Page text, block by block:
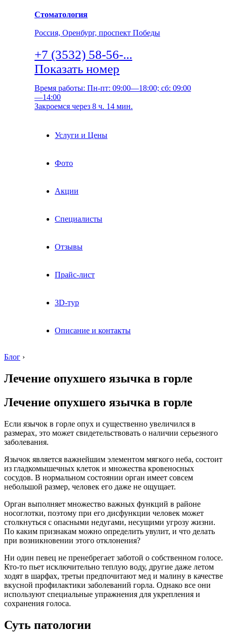
Стоматология
Россия, Оренбург, проспект Победы
+7 (3532) 58-56-...
Показать номер
Время работы: Пн-пт: 09:00—18:00; сб: 09:00
—14:00
Закроемся через 8 ч. 14 мин.
Услуги и Цены
Фото
Акции
Специалисты
Отзывы
Прайс-лист
3D-тур
Описание и контакты
Блог ›
Лечение опухшего язычка в горле
Лечение опухшего язычка в горле
Если язычок в горле опух и существенно увеличился в
размерах, это может свидетельствовать о наличии серьезного
заболевания.
Язычок является важнейшим элементом мягкого неба, состоит
из гладкомышечных клеток и множества кровеносных
сосудов. В нормальном состоянии орган имеет совсем
небольшой размер, человек его даже не ощущает.
Орган выполняет множество важных функций в районе
носоглотки, поэтому при его дисфункции человек может
столкнуться с опасными недугами, несущими угрозу жизни.
По каким признакам можно определить увулит, и что делать
при возникновении этого отклонения?
Ни один певец не пренебрегает заботой о собственном голосе.
Кто-то пьет исключительно теплую воду, другие даже летом
ходят в шарфах, третьи предпочитают мед и малину в качестве
вкусной профилактики заболеваний горла. Однако все они
используют специальные упражнения для укрепления и
сохранения голоса.
Суть патологии